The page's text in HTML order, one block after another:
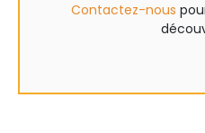
Contactez-nous